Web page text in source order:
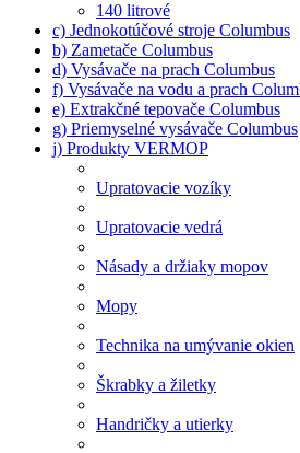
140 litrové
c) Jednokotúčové stroje Columbus
b) Zametače Columbus
d) Vysávače na prach Columbus
f) Vysávače na vodu a prach
e) Extrakčné tepovače Columbus
g) Priemyselné vysávače Columbus
j) Produkty VERMOP
Upratovacie vozíky
Upratovacie vedrá
Násady a držiaky mopov
Mopy
Technika na umývanie okien
Škrabky a žiletky
Handričky a utierky